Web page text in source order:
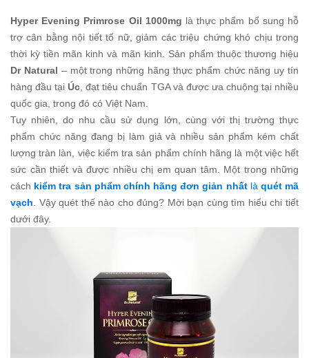
Hyper Evening Primrose Oil 1000mg là thực phẩm bổ sung hỗ
trợ cân bằng nội tiết tố nữ, giảm các triệu chứng khó chịu trong
thời kỳ tiền mãn kinh và mãn kinh. Sản phẩm thuộc thương hiệu
Dr Natural – một trong những hãng thực phẩm chức năng uy tín
hàng đầu tạiÚc , đạt tiêu chuẩn TGA và được ưa chuộng tại nhiều
quốc gia, trong đó có Việt Nam.
Tuy nhiên, do nhu cầu sử dụng lớn, cùng với thị trường thực
phẩm chức năng đang bị làm giả và nhiều sản phẩm kém chất
lượng tràn làn, việc kiểm tra sản phẩm chính hãng là một việc hết
sức cần thiết và được nhiều chị em quan tâm. Một trong những
cách kiểm tra sản phẩm chính hãng đơn giản nhấtlà quét mã
vạch . Vậy quét thế nào cho đúng? Mời bạn cùng tìm hiểu chi tiết
dưới đây.